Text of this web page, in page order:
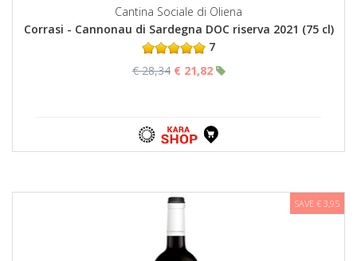
Cantina Sociale di Oliena
Corrasi - Cannonau di Sardegna DOC riserva 2021 (75 cl)
7
€ 28,34 € 21,82
SAVE € 3,95